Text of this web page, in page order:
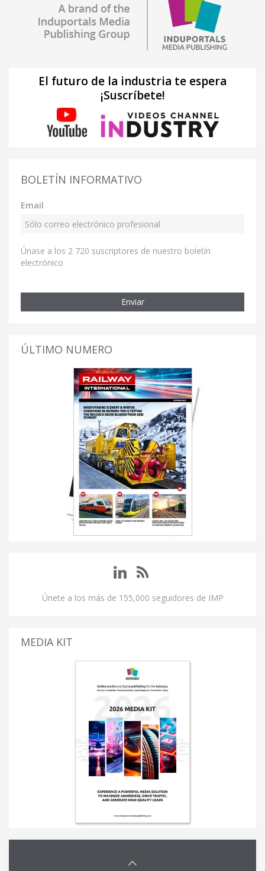
El futuro de la industria te espera
¡Suscríbete!
BOLETÍN INFORMATIVO
Email
Únase a los 2 720 suscriptores de nuestro boletín
electrónico
Enviar
ÚLTIMO NUMERO
Únete a los más de 155,000 seguidores de IMP
MEDIA KIT